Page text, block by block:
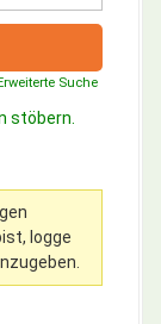
Erweiterte Suche
stöbern.
logge